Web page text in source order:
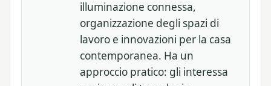
illuminazione connessa,
organizzazione degli spazi di
lavoro e innovazioni per la casa
contemporanea. Ha un
approccio pratico: gli interessa